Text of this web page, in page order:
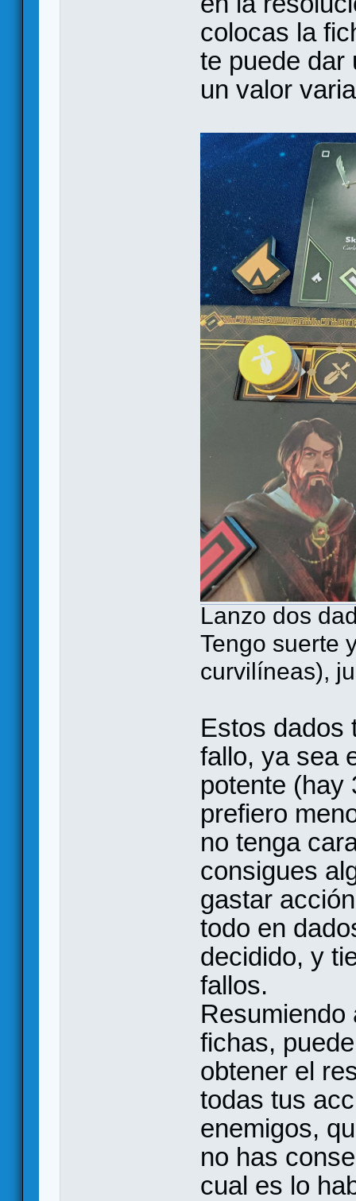
colocas la
te puede dar
un valor
Lanzo dos
Tengo suerte
curvilíneas),
Estos dados
fallo, ya sea
potente (hay
prefiero
no tenga
consigues
gastar
todo en
decidido, y
fallos.
fichas,
obtener el
todas tus
enemigos,
no has
cual es lo